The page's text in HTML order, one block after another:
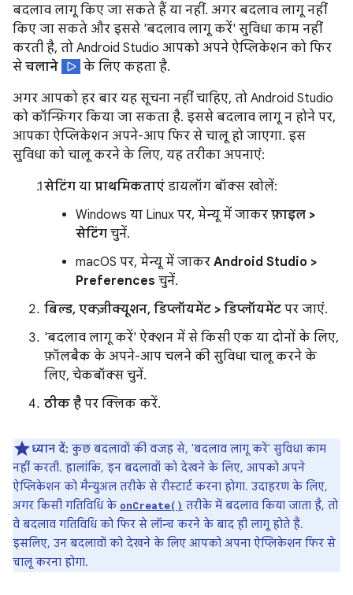
बदलाव लागू किए जा सकते हैं या नहीं. अगर बदलाव लागू नहीं
किए जा सकते और इससे 'बदलाव लागू करें' सुविधा काम नहीं
करती है, तो Android Studio आपको अपने ऐप्लिकेशन को फिर
से चलाने
के लिए कहता है.
अगर आपको हर बार यह सूचना नहीं चाहिए, तो Android Studio
को कॉन्फ़िगर किया जा सकता है. इससे बदलाव लागू न होने पर,
आपका ऐप्लिकेशन अपने-आप फिर से चालू हो जाएगा. इस
सुविधा को चालू करने के लिए, यह तरीका अपनाएं:
सेटिंग या प्राथमिकताएं डायलॉग बॉक्स खोलें:
Windows या Linux पर, मेन्यू में जाकर फ़ाइल >
सेटिंग चुनें.
macOS पर, मेन्यू में जाकर Android Studio >
Preferences चुनें.
बिल्ड, एक्ज़ीक्यूशन, डिप्लॉयमेंट > डिप्लॉयमेंट पर जाएं.
'बदलाव लागू करें' ऐक्शन में से किसी एक या दोनों के लिए,
फ़ॉलबैक के अपने-आप चलने की सुविधा चालू करने के
लिए, चेकबॉक्स चुनें.
ठीक है पर क्लिक करें.
ध्यान दें: कुछ बदलावों की वजह से, 'बदलाव लागू करें' सुविधा काम
नहीं करती. हालांकि, इन बदलावों को देखने के लिए, आपको अपने
ऐप्लिकेशन को मैन्युअल तरीके से रीस्टार्ट करना होगा. उदाहरण के लिए,
अगर किसी गतिविधि के onCreate() तरीके में बदलाव किया जाता है, तो
वे बदलाव गतिविधि को फिर से लॉन्च करने के बाद ही लागू होते हैं.
इसलिए, उन बदलावों को देखने के लिए आपको अपना ऐप्लिकेशन फिर से
चालू करना होगा.